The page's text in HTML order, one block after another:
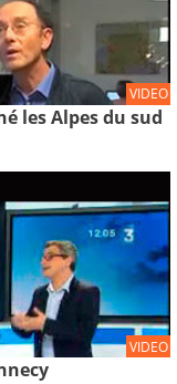
VIDEO
les Alpes du sud
VIDEO